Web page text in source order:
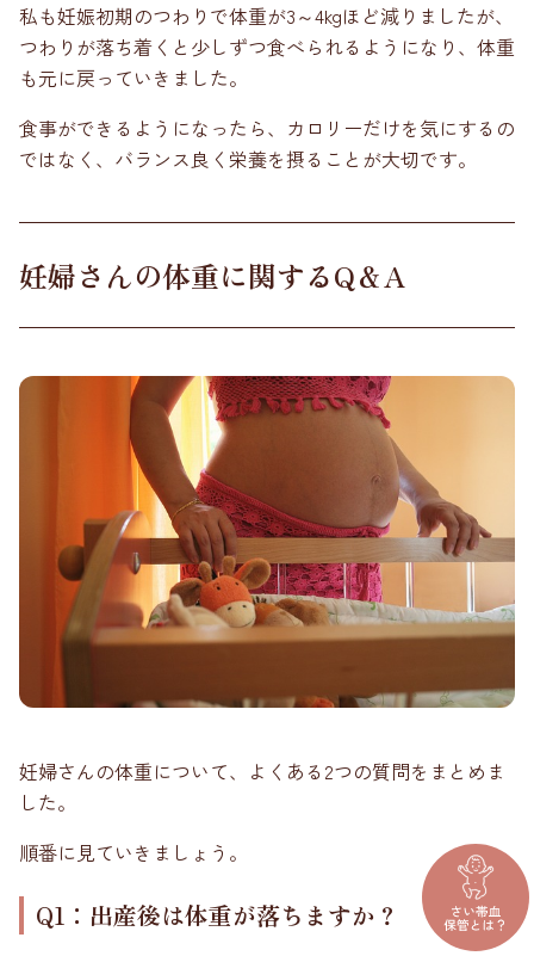
私も妊娠初期のつわりで体重が3～4kgほど減りましたが、
つわりが落ち着くと少しずつ食べられるようになり、体重
も元に戻っていきました。
食事ができるようになったら、カロリーだけを気にするの
ではなく、バランス良く栄養を摂ることが大切です。
妊婦さんの体重に関するQ＆A
妊婦さんの体重について、よくある2つの質問をまとめま
した。
順番に見ていきましょう。
Q1：出産後は体重が落ちますか？